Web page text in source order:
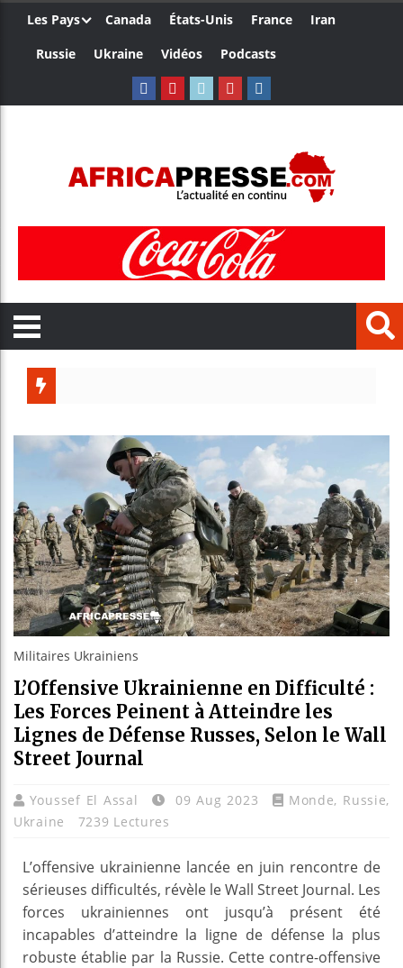
Les Pays Canada États-Unis France
Iran
Russie
Ukraine Vidéos Podcasts
Bénin :
Aliko
Militaires Ukrainiens
L’Offensive Ukrainienne en Difficulté :
Les Forces Peinent à Atteindre les
Lignes de Défense Russes, Selon le Wall
Street Journal
Youssef El Assal 09 Aug 2023 Monde, Russie,
Ukraine
7239 Lectures
L’offensive ukrainienne lancée en juin rencontre de
sérieuses difficultés, révèle le Wall Street Journal. Les
forces ukrainiennes ont jusqu’à présent été
incapables d’atteindre la ligne de défense la plus
robuste établie par la Russie. Cette contre-offensive